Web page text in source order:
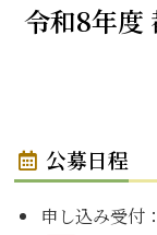
令和8年度
公募日程
申し込み受付